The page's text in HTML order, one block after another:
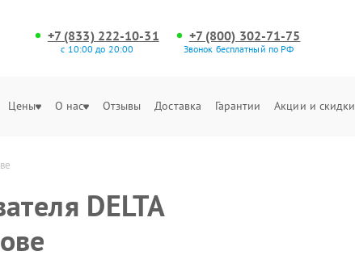
+7 (833) 222-10-31
с 10:00 до 20:00
+7 (800) 302-71-75
Звонок бесплатный по РФ
Цены О нас Отзывы Доставка Гарантии Акции и скидки
DELTA